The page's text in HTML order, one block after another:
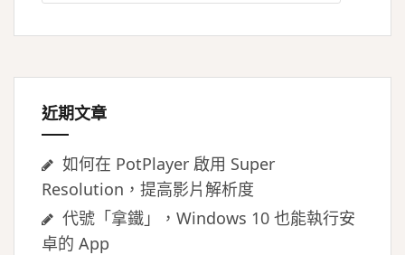
鍵
近期文章
如何在 PotPlayer 啟用 Super
Resolution，提高影片解析度
代號「拿鐵」，Windows 10 也能執行安
卓的 App